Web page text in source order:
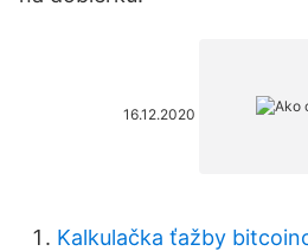
16.12.2020
Kalkulačka ťažby